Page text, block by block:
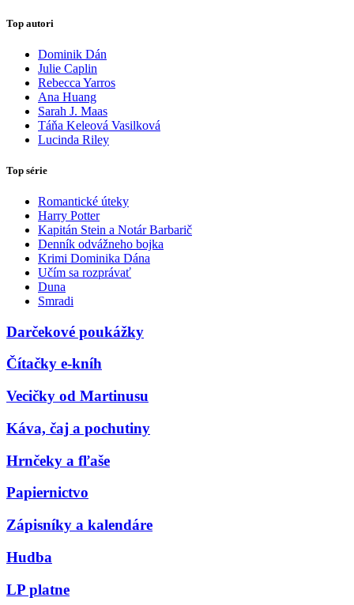
Top autori
Dominik Dán
Julie Caplin
Rebecca Yarros
Ana Huang
Sarah J. Maas
Táňa Keleová Vasilková
Lucinda Riley
Top série
Romantické úteky
Harry Potter
Kapitán Stein a Notár Barbarič
Denník odvážneho bojka
Krimi Dominika Dána
Učím sa rozprávať
Duna
Smradi
Darčekové poukážky
Čítačky e-kníh
Vecičky od Martinusu
Káva, čaj a pochutiny
Hrnčeky a fľaše
Papiernictvo
Zápisníky a kalendáre
Hudba
LP platne